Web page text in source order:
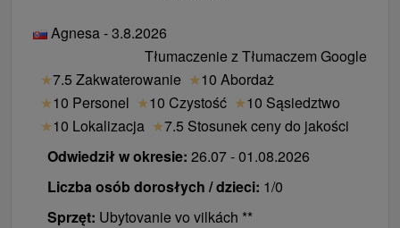
dostępne również w weekendy i święta dla
wszystkich gości.
Agnesa - 3.8.2026
Tłumaczenie z Tłumaczem Google
★7.5 Zakwaterowanie ★10 Abordaż
★10 Personel ★10 Czystość ★10 Sąsiedztwo
★10 Lokalizacja ★7.5 Stosunek ceny do jakości
Odwiedził w okresie: 26.07 - 01.08.2026
Liczba osób dorosłych / dzieci: 1/0
Sprzęt: Ubytovanie vo vilkách **